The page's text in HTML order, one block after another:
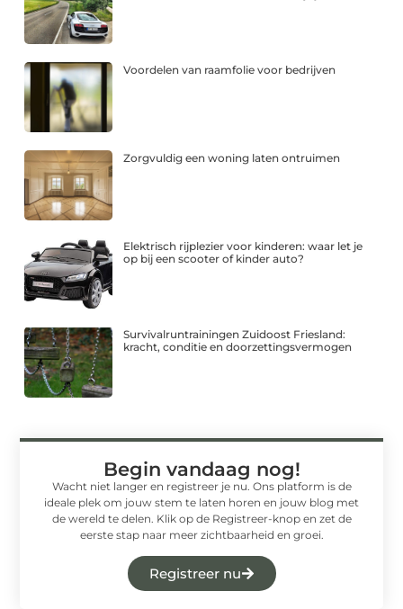
Voordelen van raamfolie voor bedrijven
Zorgvuldig een woning laten ontruimen
Elektrisch rijplezier voor kinderen: waar let je
op bij een scooter of kinder auto?
Survivalruntrainingen Zuidoost Friesland:
kracht, conditie en doorzettingsvermogen
Begin vandaag nog!
Wacht niet langer en registreer je nu. Ons platform is de
ideale plek om jouw stem te laten horen en jouw blog met
de wereld te delen. Klik op de Registreer-knop en zet de
eerste stap naar meer zichtbaarheid en groei.
Registreer nu